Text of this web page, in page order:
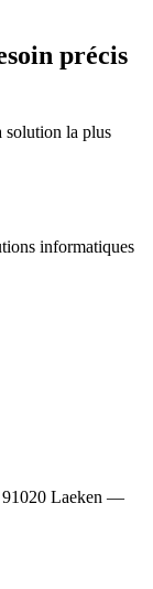
précis
solution la plus
informatiques
1020 Laeken —